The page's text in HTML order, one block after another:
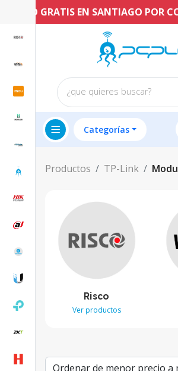
ENVÍO GRATIS EN SANTIAGO POR
¿que quieres buscar?
Categorías
Productos TP-Link
Risco
Ver productos